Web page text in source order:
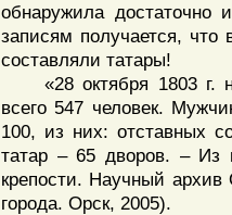
обнаружила
записям получается,
составляли татары!
«28 октября 1803 г.
всего 547 человек.
100, из них: отставных
татар – 65 дворов. – Из
крепости. Научный
города. Орск, 2005).